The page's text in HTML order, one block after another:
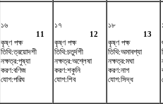
১৬
11
কৃষ্ণ পক্ষ
তিথি:ত্রয়োদশী
নক্ষত্র:পুষ্যা
করণ:বণিজ
যোগ:পরিঘ
১৭
12
কৃষ্ণ পক্ষ
তিথি:চতুর্দশী
নক্ষত্র:অশ্লেষা
করণ:শকুনি
যোগ:শিব
১৮
13
কৃষ্ণ পক্ষ
তিথি:অমাবশ্যা
নক্ষত্র:মঘা
করণ:নাগ
যোগ:সিদ্ধ